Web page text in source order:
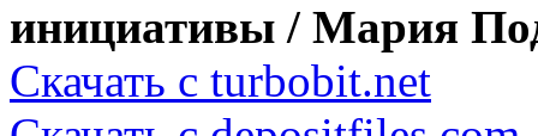
инициативы / Мария
Скачать с turbobit.net